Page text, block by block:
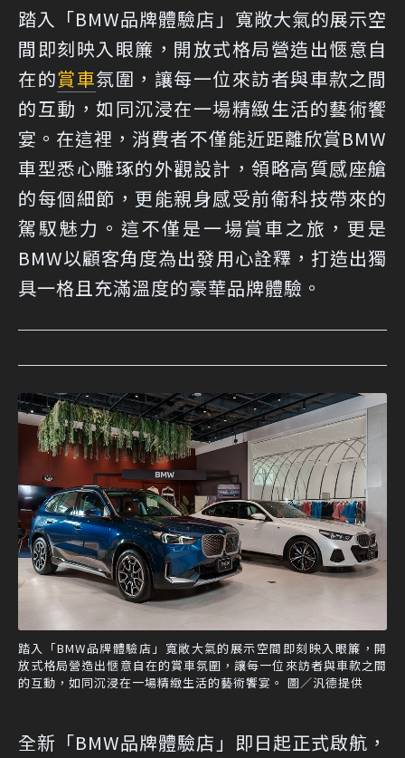
踏入「BMW品牌體驗店」寬敞大氣的展示空
間即刻映入眼簾，開放式格局營造出愜意自
在的賞車氛圍，讓每一位來訪者與車款之間
的互動，如同沉浸在一場精緻生活的藝術饗
宴。在這裡，消費者不僅能近距離欣賞BMW
車型悉心雕琢的外觀設計，領略高質感座艙
的每個細節，更能親身感受前衛科技帶來的
駕馭魅力。這不僅是一場賞車之旅，更是
BMW以顧客角度為出發用心詮釋，打造出獨
具一格且充滿溫度的豪華品牌體驗。
踏入「BMW品牌體驗店」寬敞大氣的展示空間即刻映入眼簾，開
放式格局營造出愜意自在的賞車氛圍，讓每一位來訪者與車款之間
的互動，如同沉浸在一場精緻生活的藝術饗宴。 圖／汎德提供
全新「BMW品牌體驗店」即日起正式啟航，